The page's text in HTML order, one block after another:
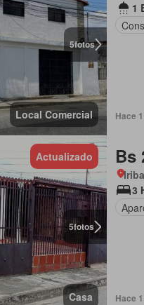
5fotos
Local Comercial
1
Hace
5fotos
Actualizado
Casa
Bs
3
Hace